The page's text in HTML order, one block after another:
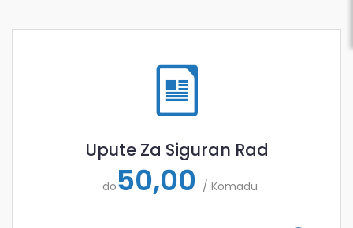
Upute Za Siguran Rad
do50,00 / Komadu